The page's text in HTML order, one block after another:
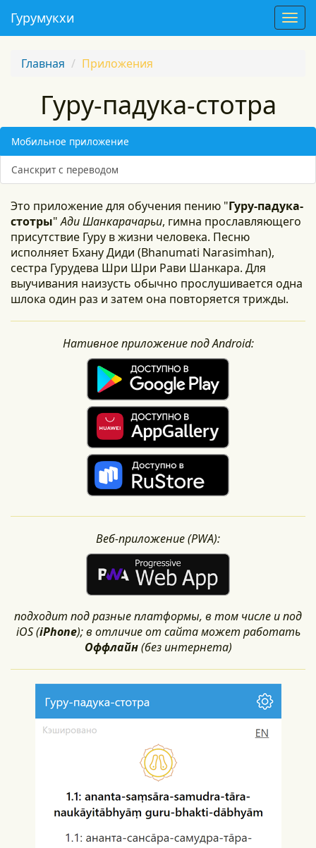
T
o
a
i
t
i
Гурумукхи
Главная Приложения
Гуру-падука-стотра
Мобильное приложение
Санскрит с переводом
Это приложение для обучения пению "Гуру-падука-
стотры"Ади Шанкарачарьи, гимна прославляющего
присутствие Гуру в жизни человека. Песню
исполняет Бхану Диди (Bhanumati Narasimhan),
сестра Гурудева Шри Шри Рави Шанкара. Для
выучивания наизусть обычно прослушивается одна
шлока один раз и затем она повторяется трижды.
Нативное приложение под Android:
Веб-приложение (PWA):
подходит под разные платформы, в том числе и под
iOS (iPhone); в отличие от сайта может работать
Оффлайн(без интернета)